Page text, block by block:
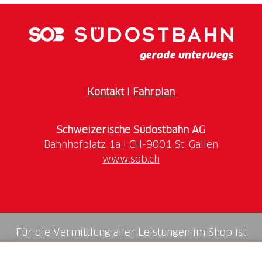
KontaktI Fahrplan
Schweizerische Südostbahn AG
www.sob.ch
Für die Vermittlung aller Leistungen im Shop ist